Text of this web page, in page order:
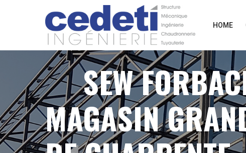
HOME
SEW
MAGASIN